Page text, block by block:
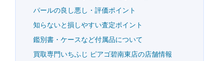
パールの良し悪し・評価ポイント
知らないと損しやすい査定ポイント
鑑別書・ケースなど付属品について
買取専門いちふじ ピアゴ碧南東店の店舗情報